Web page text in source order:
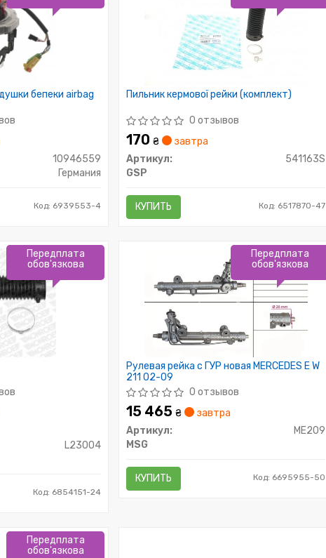
бепеки airbag
10946559
Германия
Код: 6939553-4
Пильник кермової рейки (комплект)
0 отзывов
170₴
завтра
Артикул:
541163S
GSP
КУПИТЬ Код: 6517870-47
L23004
Код: 6854151-24
Передплата
обов'язкова
Рулевая рейка с ГУР новая MERCEDES E W
211 02-09
0 отзывов
15 465₴
завтра
Артикул:
ME209
MSG
КУПИТЬ Код: 6695955-50
Передплата
обов'язкова
Передплата
обов'язкова